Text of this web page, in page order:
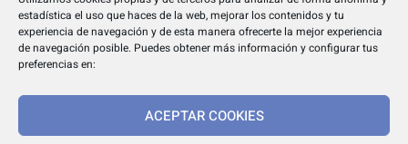
estadística el uso que haces de la web, mejorar los contenidos y tu
experiencia de navegación y de esta manera ofrecerte la mejor experiencia
de navegación posible. Puedes obtener más información y configurar tus
preferencias en:
ACEPTAR COOKIES
dapp@dappeditorial.es
TEXTOS LEGALES